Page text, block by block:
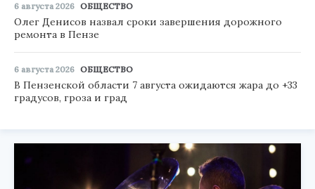
6 августа 2026 ОБЩЕСТВО
Олег Денисов назвал сроки завершения дорожного
ремонта в Пензе
6 августа 2026 ОБЩЕСТВО
В Пензенской области 7 августа ожидаются жара до +33
градусов, гроза и град